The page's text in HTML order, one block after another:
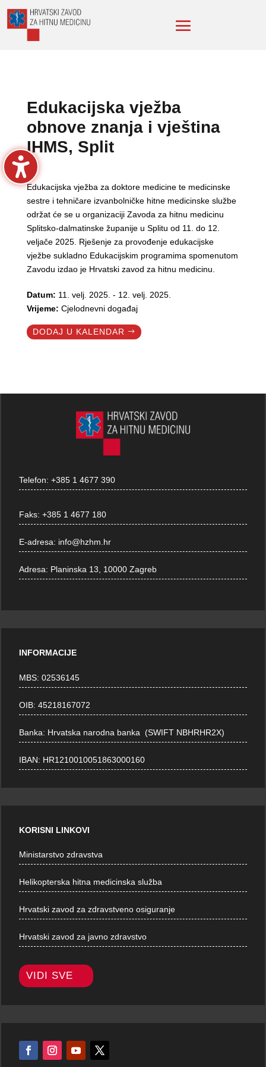
Edukacijska vježba
obnove znanja i vještina
IHMS, Split
Edukacijska vježba za doktore medicine te medicinske
sestre i tehničare izvanbolničke hitne medicinske službe
održat će se u organizaciji Zavoda za hitnu medicinu
Splitsko-dalmatinske županije u Splitu od 11. do 12.
veljače 2025. Rješenje za provođenje edukacijske
vježbe sukladno Edukacijskim programima spomenutom
Zavodu izdao je Hrvatski zavod za hitnu medicinu.
Datum: 11. velj. 2025. - 12. velj. 2025.
Vrijeme: Cjelodnevni događaj
DODAJ U KALENDAR
Telefon:+385 1 4677 390
Faks:+385 1 4677 180
E-adresa: info@hzhm.hr
Adresa: Planinska 13, 10000 Zagreb
INFORMACIJE
MBS: 02536145
OIB: 45218167072
Banka: Hrvatska narodna banka (SWIFT NBHRHR2X)
IBAN: HR1210010051863000160
KORISNI LINKOVI
Ministarstvo zdravstva
Helikopterska hitna medicinska služba
Hrvatski zavod za zdravstveno osiguranje
Hrvatski zavod za javno zdravstvo
VIDI SVE